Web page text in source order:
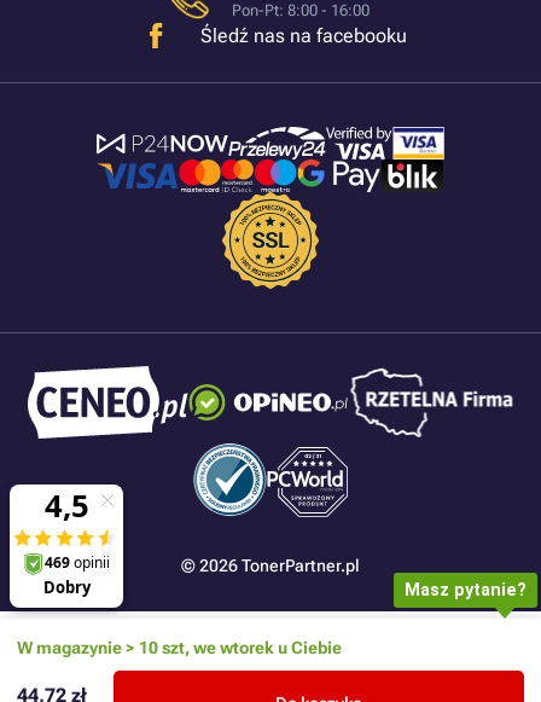
W magazynie > 10 szt, we wtorek u Ciebie
44,72 zł
Pon-Pt: 8:00 - 16:00
Śledź nas na facebooku
© 2026 TonerPartner.pl
Masz pytanie?